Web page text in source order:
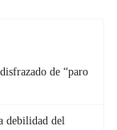
de “paro
debilidad del